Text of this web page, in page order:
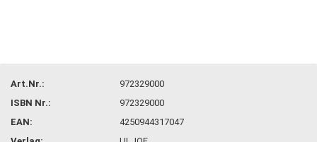
Art.Nr.:
972329000
ISBN Nr.:
972329000
EAN:
4250944317047